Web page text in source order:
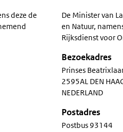
deze de
De Minister van
en Natuur,
Rijksdienst voor
Bezoekadres
Prinses
2595AL DEN
NEDERLAND
Postadres
Postbus 93144